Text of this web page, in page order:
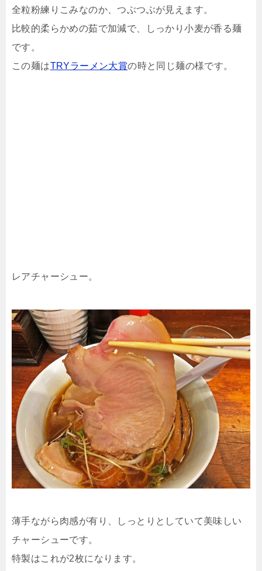
全粒粉練りこみなのか、つぶつぶが見えます。
比較的柔らかめの茹で加減で、しっかり小麦が香る麺
です。
この麺はTRYラーメン大賞の時と同じ麺の様です。
レアチャーシュー。
薄手ながら肉感が有り、しっとりとしていて美味しい
チャーシューです。
特製はこれが2枚になります。